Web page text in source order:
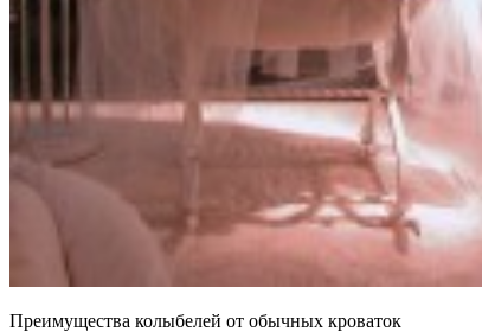
Преимущества колыбелей от обычных кроваток